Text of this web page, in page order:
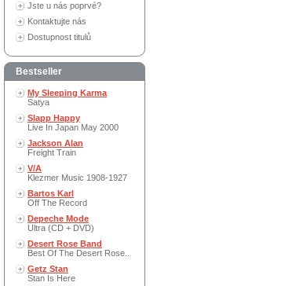
Jste u nás poprvé?
Kontaktujte nás
Dostupnost titulů
Bestseller
My Sleeping Karma
Satya
Slapp Happy
Live In Japan May 2000
Jackson Alan
Freight Train
V/A
Klezmer Music 1908-1927
Bartos Karl
Off The Record
Depeche Mode
Ultra (CD + DVD)
Desert Rose Band
Best Of The Desert Rose..
Getz Stan
Stan Is Here